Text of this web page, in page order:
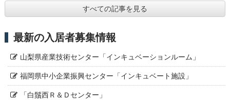
すべての記事を見る
最新の入居者募集情報
山梨県産業技術センター「インキュベーションルーム」
福岡県中小企業振興センター「インキュベート施設」
「白鬚西Ｒ＆Ｄセンター」